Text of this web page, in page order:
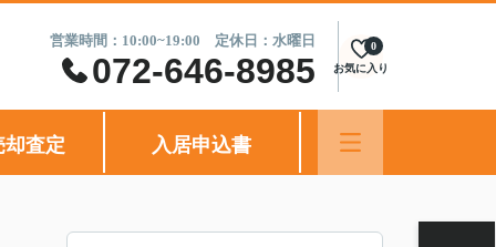
営業時間：10:00~19:00 定休日：水曜日
072-646-8985 お気に入り
0
却査定 入居申込書